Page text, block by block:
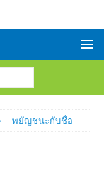
พยัญชนะกับชื่อ